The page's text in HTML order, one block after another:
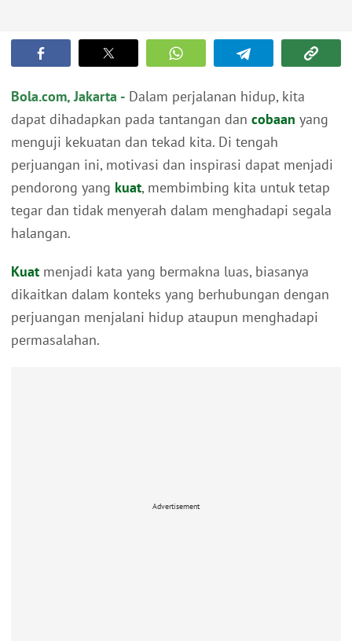
Bola.com, Jakarta - Dalam perjalanan hidup, kita
dapat dihadapkan pada tantangan dan cobaan yang
menguji kekuatan dan tekad kita. Di tengah
perjuangan ini, motivasi dan inspirasi dapat menjadi
pendorong yang kuat, membimbing kita untuk tetap
tegar dan tidak menyerah dalam menghadapi segala
halangan.
Kuat menjadi kata yang bermakna luas, biasanya
dikaitkan dalam konteks yang berhubungan dengan
perjuangan menjalani hidup ataupun menghadapi
permasalahan.
Advertisement